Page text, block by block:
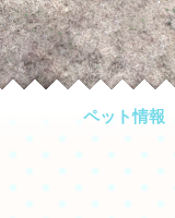
ペット情報